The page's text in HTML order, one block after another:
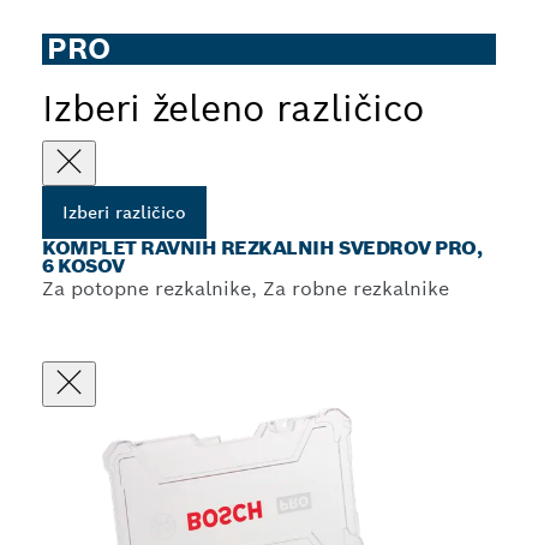
PRO
Izberi želeno različico
Izberi različico
KOMPLET RAVNIH REZKALNIH SVEDROV PRO,
6 KOSOV
Za potopne rezkalnike, Za robne rezkalnike